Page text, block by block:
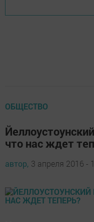
ОБЩЕСТВО
что нас ждет
автор, 3 апреля 2016 -